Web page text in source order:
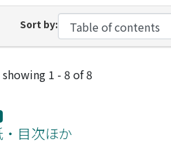
Sort by:
Submissions
1 - 8 of 8
目次ほか